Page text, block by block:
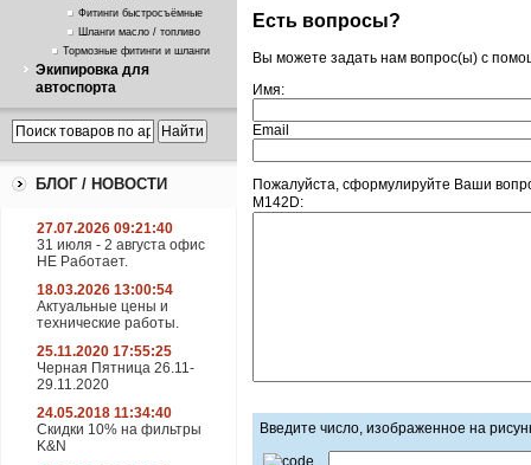
Фитинги быстросъёмные
Шланги масло / топливо
Тормозные фитинги и шланги
Экипировка для
автоспорта
БЛОГ / НОВОСТИ
27.07.2026 09:21:40
31 июля - 2 августа офис
НЕ Работает.
18.03.2026 13:00:54
Актуальные цены и
технические работы.
25.11.2020 17:55:25
Черная Пятница 26.11-
29.11.2020
24.05.2018 11:34:40
Скидки 10% на фильтры
K&N
Есть вопросы?
Вы можете задать нам вопрос(ы) с
Имя:
Email
Пожалуйста, сформулируйте Ваши
M142D:
Введите число, изображенное на